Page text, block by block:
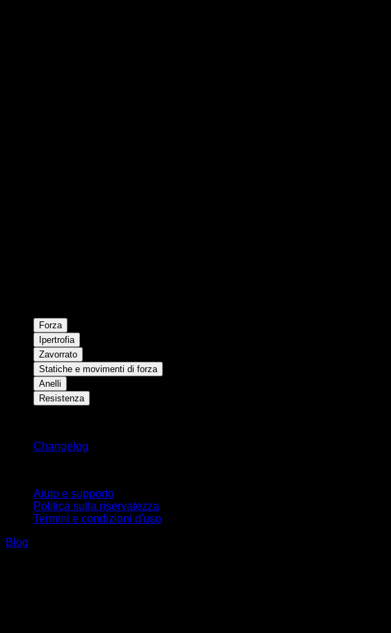
Forza
Ipertrofia
Zavorrato
Statiche e movimenti di forza
Anelli
Resistenza
Changelog
Aiuto e supporto
Politica sulla riservatezza
Termini e condizioni d'uso
Blog